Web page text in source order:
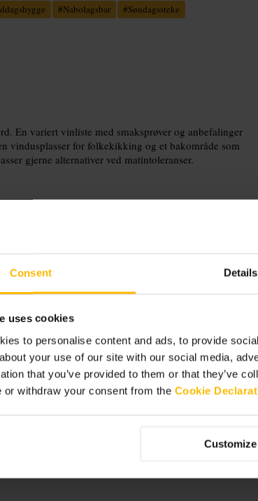
Consent Details
uses cookies
to personalise content and ads, to provide
your use of our site with our social media,
that you’ve provided to them or that they’ve
or withdraw your consent from the Cookie
Customize
#Nabolagsbar #Søndagssteke
En variert vinliste med smaksprøver og anbefalinger
vindusplasser for folkekikking og et bakområde som
gjerne alternativer ved matintoleranser.
Si fra om allergier eller preferanser før bestilling,
for å prøve flere viner. Kom avslappet kledd,
- Southbank